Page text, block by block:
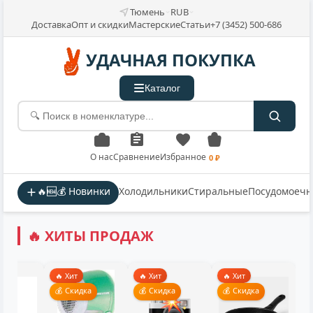
Тюмень RUB
ДоставкаОпт и скидкиМастерскиеСтатьи+7 (3452) 500-686
УДАЧНАЯ ПОКУПКА
Каталог
О насСравнениеИзбранное 0 ₽
🔥🆕💰 Новинки ХолодильникиСтиральные
🔥 ХИТЫ ПРОДАЖ
🔥 Хит
💰 Скидка
🔥 Хит
💰 Скидка
🔥 Хит
💰 Скидка